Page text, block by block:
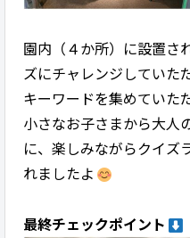
園内（４か所）に設置さ
ズにチャレンジしていた
キーワードを集めていた
小さなお子さまから大人
に、楽しみながらクイズ
れましたよ
最終チェックポイント